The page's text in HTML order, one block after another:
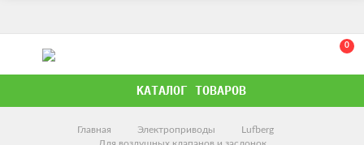
0
КАТАЛОГ ТОВАРОВ
Главная Электроприводы
Lufberg